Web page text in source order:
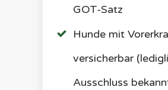
GOT-Satz
Hunde mit
versicherbar
Ausschluss